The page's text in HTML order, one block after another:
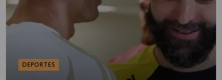
DEPORTES